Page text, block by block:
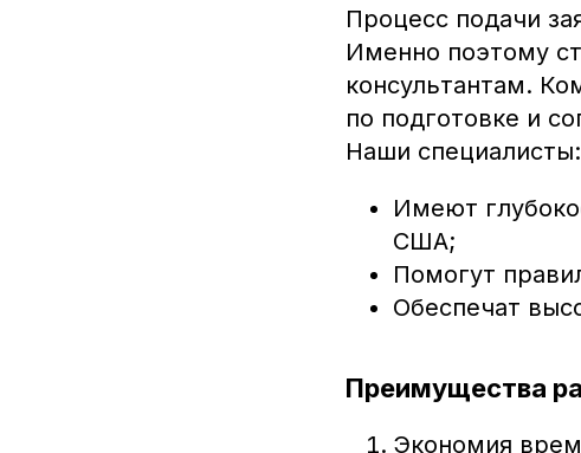
Процесс подачи
Именно поэтому
консультантам.
по подготовке и
Наши специалисты:
Имеют
США;
Помогут
Обеспечат
Преимущества
Экономия